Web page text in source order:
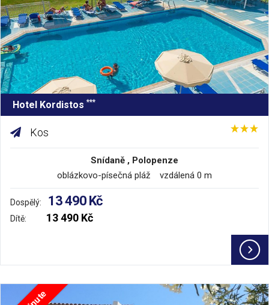
Hotel Kordistos ***
Kos
Snídaně , Polopenze
oblázkovo-písečná pláž vzdálená 0 m
Dospělý: 13 490 Kč
Dítě: 13 490 Kč